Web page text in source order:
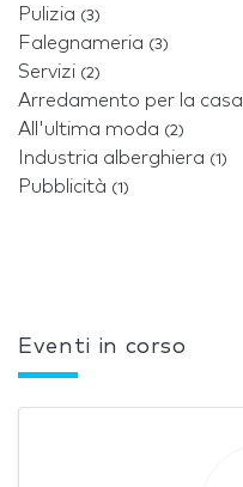
Pulizia (3)
Falegnameria (3)
Servizi (2)
Arredamento per la casa
All'ultima moda (2)
Industria alberghiera (1)
Pubblicità (1)
Eventi in corso